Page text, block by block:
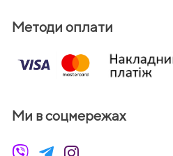
Методи оплати
Ми в соцмережах